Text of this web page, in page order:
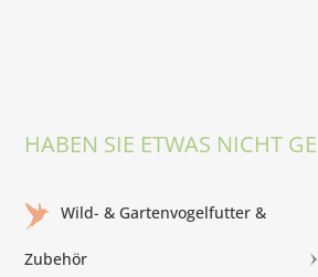
HABEN SIE ETWAS NICHT
Wild- & Gartenvogelfutter &
Zubehör